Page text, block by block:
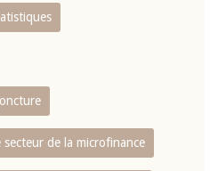
secteur de la microfinance